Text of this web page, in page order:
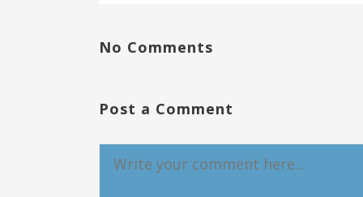
No Comments
Post a Comment